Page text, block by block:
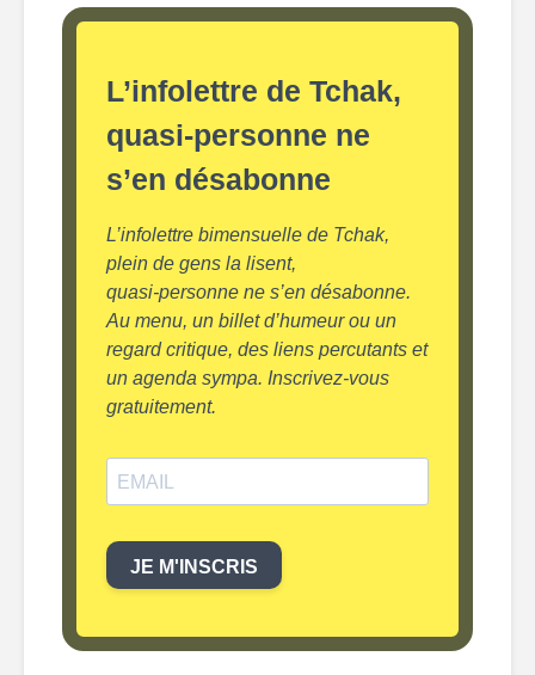
L’infolettre de Tchak,
quasi-personne ne
s’en désabonne
L’infolettre bimensuelle de Tchak,
plein de gens la lisent,
quasi-personne ne s’en désabonne.
Au menu, un billet d’humeur ou un
regard critique, des liens percutants et
un agenda sympa. Inscrivez-vous
gratuitement.
JE M'INSCRIS